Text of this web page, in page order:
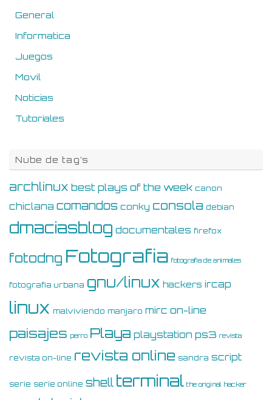
General
Informatica
Juegos
Movil
Noticias
Tutoriales
Nube de tag’s
archlinux best plays of the week canon
chiclana comandos conky consola debian
dmaciasblog documentales firefox
fotodng Fotografia fotografia de animales
fotografia urbana gnu/linux hackers ircap
linux malviviendo manjaro mirc on-line
paisajes perro Playa playstation ps3 revista
revista on-line revista online sandra script
serie serie online shell terminal the original hacker